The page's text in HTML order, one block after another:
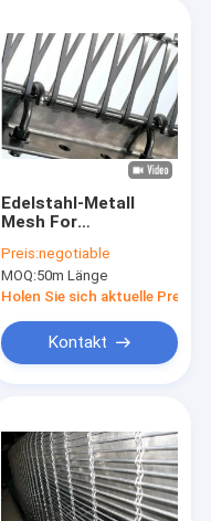
Edelstahl-Metall
Mesh For
Decoration AISI
6mmx1mm
Preis:negotiable
MOQ:50m Länge
Holen Sie sich aktuelle Preis
Kontakt